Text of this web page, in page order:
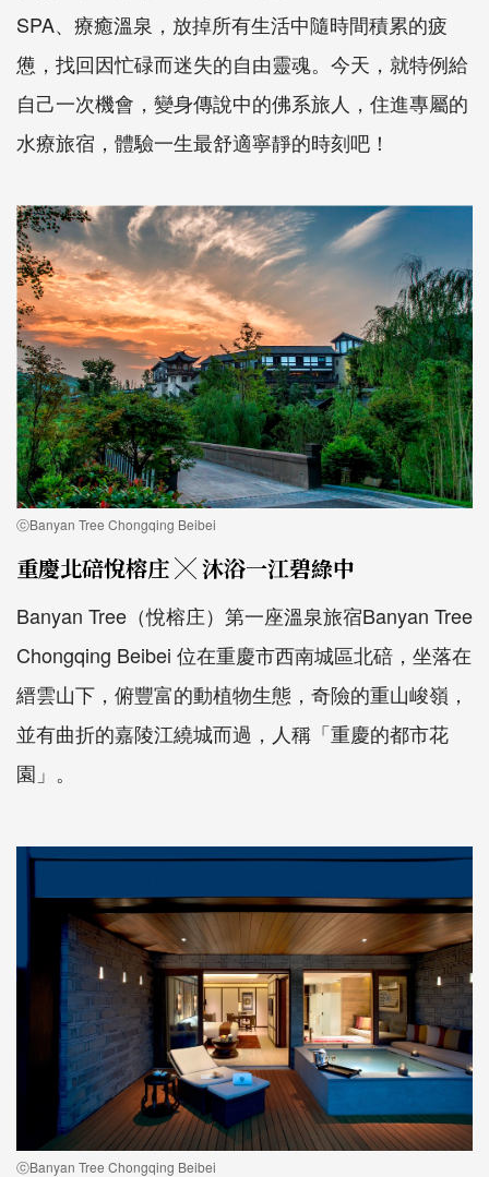
SPA、療癒溫泉，放掉所有生活中隨時間積累的疲
憊，找回因忙碌而迷失的自由靈魂。今天，就特例給
自己一次機會，變身傳說中的佛系旅人，住進專屬的
水療旅宿，體驗一生最舒適寧靜的時刻吧！
ⓒBanyan Tree Chongqing Beibei
重慶北碚悅榕庄 ╳ 沐浴一江碧綠中
Banyan Tree（悅榕庄）第一座溫泉旅宿Banyan Tree
Chongqing Beibei 位在重慶市西南城區北碚，坐落在
縉雲山下，俯豐富的動植物生態，奇險的重山峻嶺，
並有曲折的嘉陵江繞城而過，人稱「重慶的都市花
園」。
ⓒBanyan Tree Chongqing Beibei